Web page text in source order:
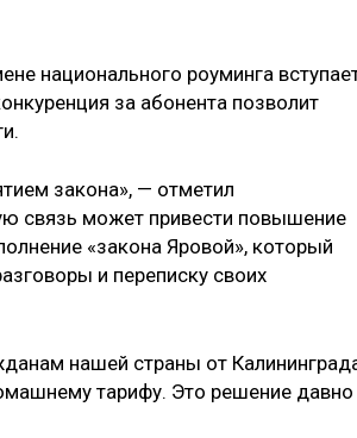
национального роуминга
за абонента позволит
закона», — отметил
связь может привести повышение
«закона Яровой», который
и переписку своих
нашей страны от
тарифу. Это решение давно